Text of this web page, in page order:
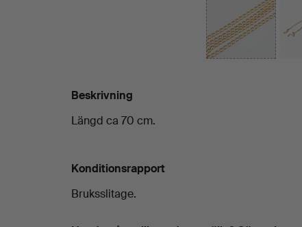
Beskrivning
Längd ca 70 cm.
Konditionsrapport
Bruksslitage.